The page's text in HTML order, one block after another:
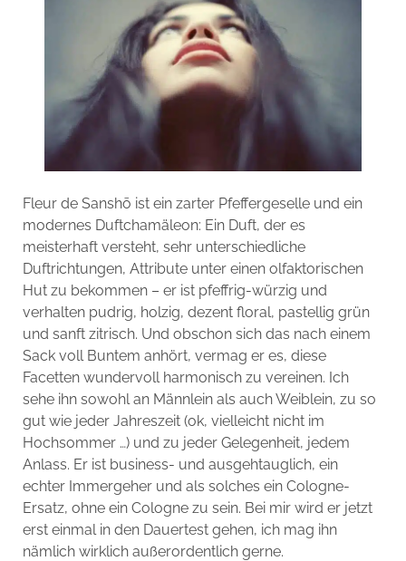
Fleur de Sanshō ist ein zarter Pfeffergeselle und ein
modernes Duftchamäleon: Ein Duft, der es
meisterhaft versteht, sehr unterschiedliche
Duftrichtungen, Attribute unter einen olfaktorischen
Hut zu bekommen – er ist pfeffrig-würzig und
verhalten pudrig, holzig, dezent floral, pastellig grün
und sanft zitrisch. Und obschon sich das nach einem
Sack voll Buntem anhört, vermag er es, diese
Facetten wundervoll harmonisch zu vereinen. Ich
sehe ihn sowohl an Männlein als auch Weiblein, zu so
gut wie jeder Jahreszeit (ok, vielleicht nicht im
Hochsommer …) und zu jeder Gelegenheit, jedem
Anlass. Er ist business- und ausgehtauglich, ein
echter Immergeher und als solches ein Cologne-
Ersatz, ohne ein Cologne zu sein. Bei mir wird er jetzt
erst einmal in den Dauertest gehen, ich mag ihn
nämlich wirklich außerordentlich gerne.